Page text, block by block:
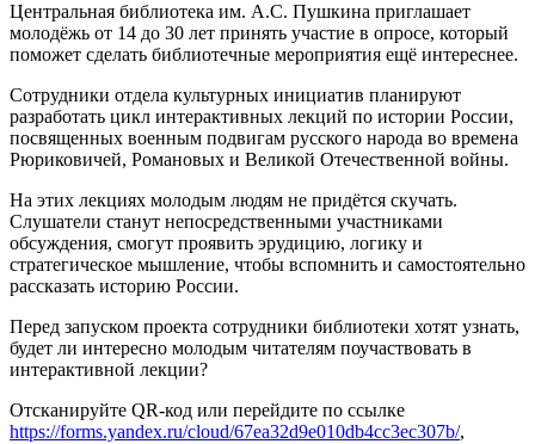
Центральная библиотека им. А.С. Пушкина приглашает
молодёжь от 14 до 30 лет принять участие в опросе, который
поможет сделать библиотечные мероприятия ещё интереснее.
Сотрудники отдела культурных инициатив планируют
разработать цикл интерактивных лекций по истории России,
посвященных военным подвигам русского народа во времена
Рюриковичей, Романовых и Великой Отечественной войны.
На этих лекциях молодым людям не придётся скучать.
Слушатели станут непосредственными участниками
обсуждения, смогут проявить эрудицию, логику и
стратегическое мышление, чтобы вспомнить и самостоятельно
рассказать историю России.
Перед запуском проекта сотрудники библиотеки хотят узнать,
будет ли интересно молодым читателям поучаствовать в
интерактивной лекции?
Отсканируйте QR-код или перейдите по ссылке
https://forms.yandex.ru/cloud/67ea32d9e010db4cc3ec307b/,